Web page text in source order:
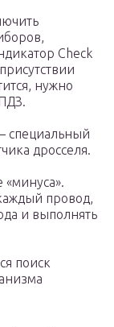
Check
нужно
специальный
дросселя.
провод,
и выполнять
поиск